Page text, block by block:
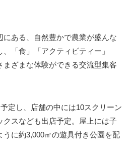
にある、自然豊かで農業が盛んな
「食」「アクティビティー」
まざまな体験ができる交流型集客
定し、店舗の中には10スクリーン
クスなども出店予定。屋上には子
うに約3,000㎡の遊具付き公園を配